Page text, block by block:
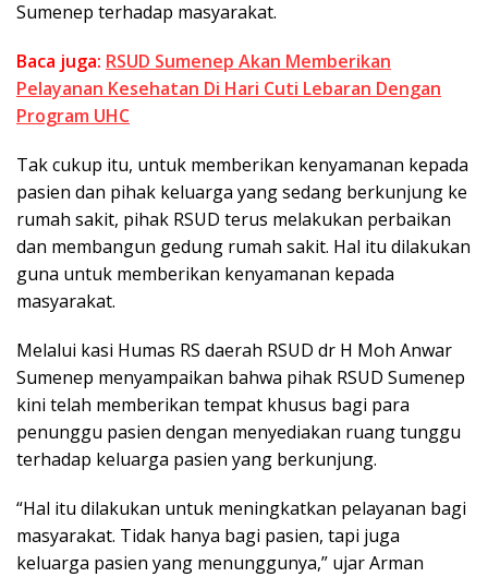
Sumenep terhadap masyarakat.
Baca juga: RSUD Sumenep Akan Memberikan
Pelayanan Kesehatan Di Hari Cuti Lebaran Dengan
Program UHC
Tak cukup itu, untuk memberikan kenyamanan kepada
pasien dan pihak keluarga yang sedang berkunjung ke
rumah sakit, pihak RSUD terus melakukan perbaikan
dan membangun gedung rumah sakit. Hal itu dilakukan
guna untuk memberikan kenyamanan kepada
masyarakat.
Melalui kasi Humas RS daerah RSUD dr H Moh Anwar
Sumenep menyampaikan bahwa pihak RSUD Sumenep
kini telah memberikan tempat khusus bagi para
penunggu pasien dengan menyediakan ruang tunggu
terhadap keluarga pasien yang berkunjung.
“Hal itu dilakukan untuk meningkatkan pelayanan bagi
masyarakat. Tidak hanya bagi pasien, tapi juga
keluarga pasien yang menunggunya,” ujar Arman